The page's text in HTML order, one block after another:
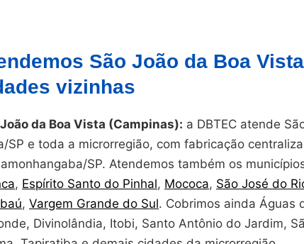
São João da Boa
vizinhas
da Boa Vista (Campinas): a DBTEC atende
SP e toda a microrregião, com fabricação
SP. Atendemos também os
, Espírito Santo do Pinhal, Mococa, São José do
, Vargem Grande do Sul. Cobrimos ainda Águas
Divinolândia, Itobi, Santo Antônio do Jardim,